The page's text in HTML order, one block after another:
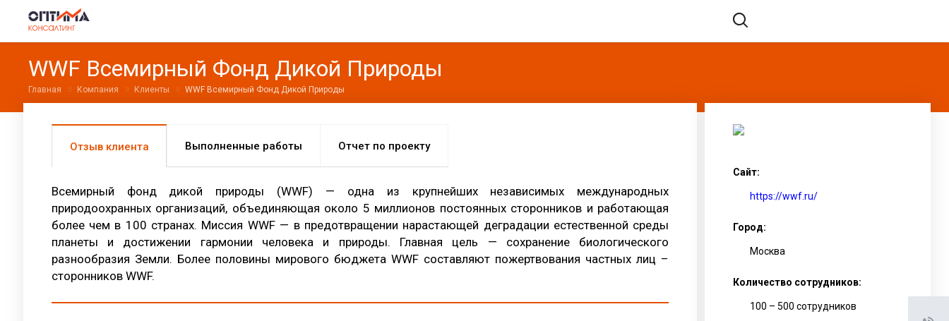
WWF Всемирный Фонд Дикой Природы
Главная Компания Клиенты WWF Всемирный Фонд Дикой Природы
Отзыв клиента Выполненные работы Отчет по проекту
Всемирный фонд дикой природы (WWF) — одна из крупнейших независимых международных
природоохранных организаций, объединяющая около 5 миллионов постоянных сторонников и работающая
более чем в 100 странах. Миссия WWF — в предотвращении нарастающей деградации естественной среды
планеты и достижении гармонии человека и природы. Главная цель — сохранение биологического
разнообразия Земли. Более половины мирового бюджета WWF составляют пожертвования частных лиц –
сторонников WWF.
Сайт:
https://wwf.ru/
Город:
Москва
Количество сотрудников:
100 – 500 сотрудников